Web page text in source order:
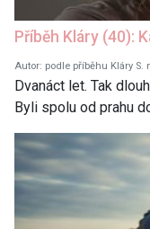
Příběh Kláry (40):
Autor: podle příběhu Kláry S.
Dvanáct let. Tak
Byli spolu od prahu